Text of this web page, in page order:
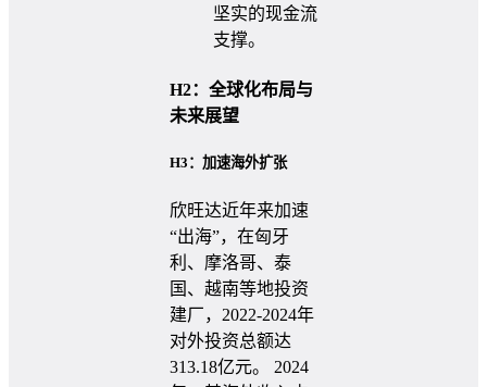
坚实的现金流
支撑。
H2：全球化布局与
未来展望
H3：加速海外扩张
欣旺达近年来加速
“出海”，在匈牙
利、摩洛哥、泰
国、越南等地投资
建厂，2022-2024年
对外投资总额达
313.18亿元。 2024